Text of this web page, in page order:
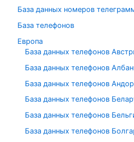
База данных номеров
База телефонов
Европа
База данных телефонов
База данных телефонов
База данных телефонов
База данных телефонов
База данных телефонов
База данных телефонов